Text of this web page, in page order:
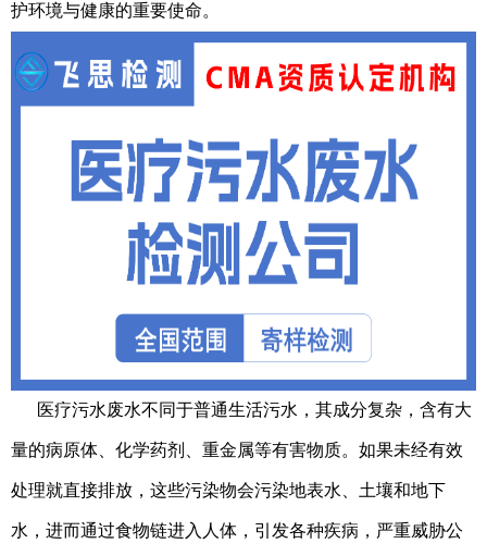
护环境与健康的重要使命。
医疗污水废水不同于普通生活污水，其成分复杂，含有大
量的病原体、化学药剂、重金属等有害物质。如果未经有效
处理就直接排放，这些污染物会污染地表水、土壤和地下
水，进而通过食物链进入人体，引发各种疾病，严重威胁公